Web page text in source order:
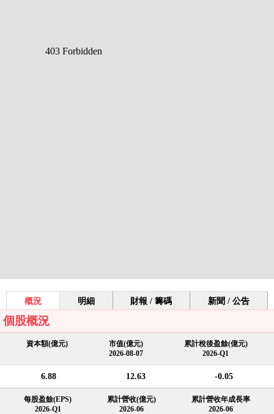
概況 明細 財報 / 籌碼 新聞 / 公告
個股概況
資本額(億元)
市值(億元)
2026-08-07
累計稅後盈餘(億元)
2026-Q1
6.88 12.63 -0.05
每股盈餘(EPS)
2026-Q1
累計營收(億元)
2026-06
累計營收年成長率
2026-06